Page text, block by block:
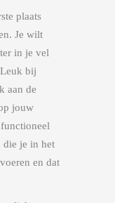
plaats
Je wilt
in je vel
bij
aan de
jouw
die je in het
en dat